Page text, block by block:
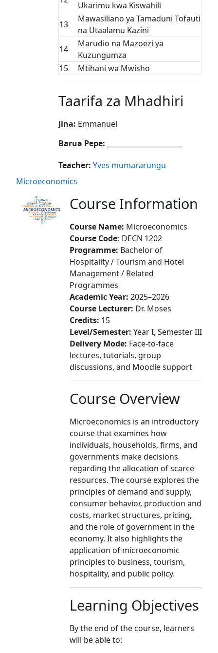
Ukarimu kwa Kiswahili
13
Mawasiliano ya Tamaduni Tofauti
na Utaalamu Kazini
14
Marudio na Mazoezi ya
Kuzungumza
15
Mtihani wa Mwisho
Taarifa za Mhadhiri
Jina: Emmanuel
Barua Pepe:
Teacher:Yves mumararungu
Microeconomics
Course Information
Course Name: Microeconomics
Course Code: DECN 1202
Programme: Bachelor of
Hospitality / Tourism and Hotel
Management / Related
Programmes
Academic Year: 2025–2026
Course Lecturer: Dr. Moses
Credits: 15
Level/Semester: Year I, Semester III
Delivery Mode: Face-to-face
lectures, tutorials, group
discussions, and Moodle support
Course Overview
Microeconomics is an introductory
course that examines how
individuals, households, firms, and
governments make decisions
regarding the allocation of scarce
resources. The course explores the
principles of demand and supply,
consumer behavior, production and
costs, market structures, pricing,
and the role of government in the
economy. It also highlights the
application of microeconomic
principles to business, tourism,
hospitality, and public policy.
Learning Objectives
By the end of the course, learners
will be able to: